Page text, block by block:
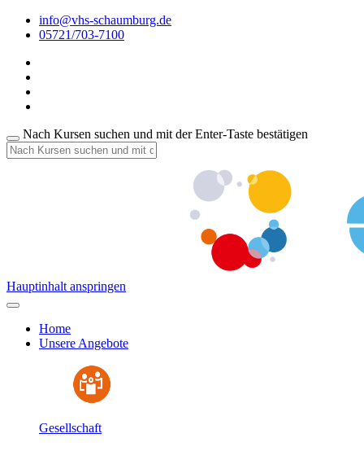
info@vhs-schaumburg.de
05721/703-7100
Nach Kursen suchen und mit der Enter-Taste bestätigen
Hauptinhalt anspringen
Home
Unsere Angebote
Gesellschaft